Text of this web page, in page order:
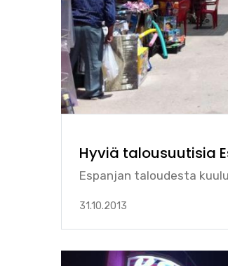
Hyviä talousuutisia
Espanjan taloudesta
31.10.2013